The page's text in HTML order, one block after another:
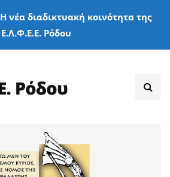
Η νέα διαδικτυακή κοινότητα της
Ε.Λ.Φ.Ε.Ε. Ρόδου